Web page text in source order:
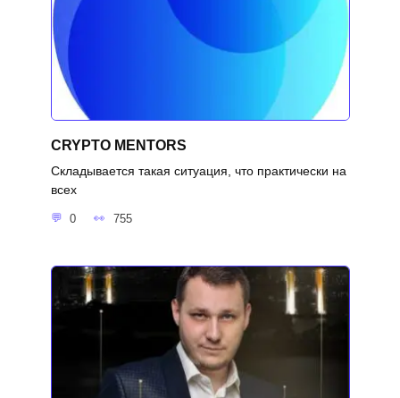
CRYPTO MENTORS
Складывается такая ситуация, что практически на
всех
0 755